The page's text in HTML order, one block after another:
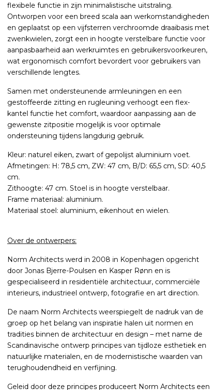
flexibele functie in zijn minimalistische uitstraling.
Ontworpen voor een breed scala aan werkomstandigheden
en geplaatst op een vijfsterren verchroomde draaibasis met
zwenkwielen, zorgt een in hoogte verstelbare functie voor
aanpasbaarheid aan werkruimtes en gebruikersvoorkeuren,
wat ergonomisch comfort bevordert voor gebruikers van
verschillende lengtes.
Samen met ondersteunende armleuningen en een
gestoffeerde zitting en rugleuning verhoogt een flex-
kantel functie het comfort, waardoor aanpassing aan de
gewenste zitpositie mogelijk is voor optimale
ondersteuning tijdens langdurig gebruik.
Kleur: naturel eiken, zwart of gepolijst aluminium voet.
Afmetingen: H: 78,5 cm, ZW: 47 cm, B/D: 65,5 cm, SD: 40,5
cm.
Zithoogte: 47 cm. Stoel is in hoogte verstelbaar.
Frame materiaal: aluminium.
Materiaal stoel: aluminium, eikenhout en wielen.
Over de ontwerpers:
Norm Architects werd in 2008 in Kopenhagen opgericht
door Jonas Bjerre-Poulsen en Kasper Rønn en is
gespecialiseerd in residentiële architectuur, commerciële
interieurs, industrieel ontwerp, fotografie en art direction.
De naam Norm Architects weerspiegelt de nadruk van de
groep op het belang van inspiratie halen uit normen en
tradities binnen de architectuur en design – met name de
Scandinavische ontwerp principes van tijdloze esthetiek en
natuurlijke materialen, en de modernistische waarden van
terughoudendheid en verfijning.
Geleid door deze principes produceert Norm Architects een